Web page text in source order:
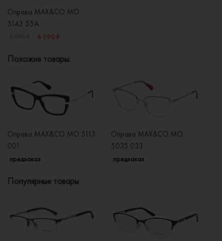
Оправа MAX&CO MO
5143 55A
6 990 ₽
Похожие товары:
Оправа MAX&CO MO 5113
001
предзаказ
Оправа MAX&CO MO
5035 033
предзаказ
Популярные товары